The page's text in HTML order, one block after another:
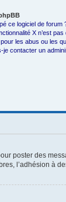
ce logiciel de forum
X n’est pas
les abus ou les
je contacter un
poster des
l’adhésion à